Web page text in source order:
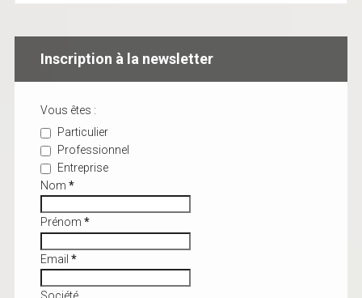
Inscription à la newsletter
Vous êtes :
Particulier
Professionnel
Entreprise
Nom *
Prénom *
Email *